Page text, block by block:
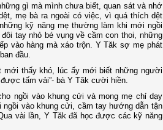
gì mà mình chưa biết, quan sát và nhớ
mẹ bà ra ngoài có việc, vì quá thích dệt
kỹ năng mẹ thường làm khi mới ngồi
tay nhỏ bé vụng về cầm con thoi, những
vào hàng mà xáo trộn. Y Tăk sợ mẹ phát
đầu.
mới thấy khó, lúc ấy mới biết những người
tấm vải”- bà Y Tăk cười hiền.
ngồi vào khung cửi và mong mẹ chỉ dạy
vào khung cửi, cầm tay hướng dẫn tận
vài lần, Y Tăk đã học được các kỹ năng